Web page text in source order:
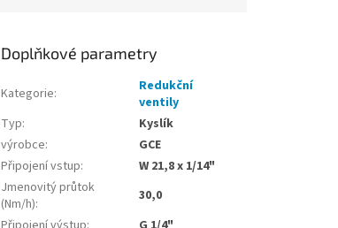
Doplňkové parametry
Kategorie:
Redukční
ventily
Typ:
Kyslík
výrobce:
GCE
Připojení vstup:
W 21,8 x 1/14"
Jmenovitý průtok
(Nm/h):
30,0